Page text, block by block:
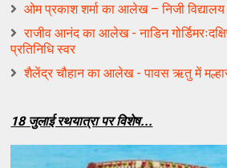
ओम प्रकाश शर्मा का आलेख – निजी विद्यालय
राजीव आनंद का आलेख - नाडिन
प्रतिनिधि स्वर
शैलेंद्र चौहान का आलेख - पावस ऋतु में
18 जुलाई रथयात्रा पर विशेष...